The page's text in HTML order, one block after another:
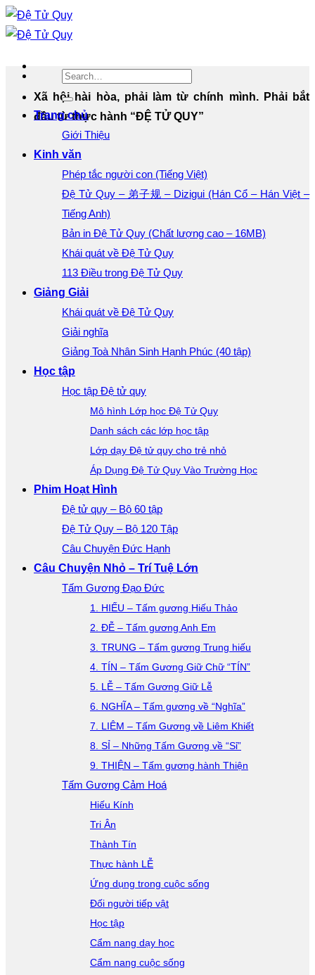
Bỏ
qua
dung
Xã hội hài hòa, phải làm từ chính mình. Phải bắt
đầu từ thực hành “ĐỆ TỬ QUY”
Trang chủ
Giới Thiệu
Kinh văn
Phép tắc người con (Tiếng Việt)
Đệ Tử Quy – 弟子规 – Dizigui (Hán Cổ – Hán Việt –
Tiếng Anh)
Bản in Đệ Tử Quy (Chất lượng cao – 16MB)
Khái quát về Đệ Tử Quy
113 Điều trong Đệ Tử Quy
Giảng Giải
Khái quát về Đệ Tử Quy
Giải nghĩa
Giảng Toà Nhân Sinh Hạnh Phúc (40 tập)
Học tập
Học tập Đệ tử quy
Mô hình Lớp học Đệ Tử Quy
Danh sách các lớp học tập
Lớp dạy Đệ tử quy cho trẻ nhỏ
Áp Dụng Đệ Tử Quy Vào Trường Học
Phim Hoạt Hình
Đệ tử quy – Bộ 60 tập
Đệ Tử Quy – Bộ 120 Tập
Câu Chuyện Đức Hạnh
Câu Chuyện Nhỏ – Trí Tuệ Lớn
Tấm Gương Đạo Đức
1. HIẾU – Tấm gương Hiếu Thảo
2. ĐỄ – Tấm gương Anh Em
3. TRUNG – Tấm gương Trung hiếu
4. TÍN – Tấm Gương Giữ Chữ “TÍN”
5. LỄ – Tấm Gương Giữ Lễ
6. NGHĨA – Tấm gương về “Nghĩa”
7. LIÊM – Tấm Gương về Liêm Khiết
8. SỈ – Những Tấm Gương về “Sỉ”
9. THIỆN – Tấm gương hành Thiện
Tấm Gương Cảm Hoá
Hiếu Kính
Tri Ân
Thành Tín
Thực hành LỄ
Ứng dụng trong cuộc sống
Đối người tiếp vật
Học tập
Cẩm nang dạy học
Cẩm nang cuộc sống